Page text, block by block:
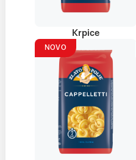
Krpice
NOVO